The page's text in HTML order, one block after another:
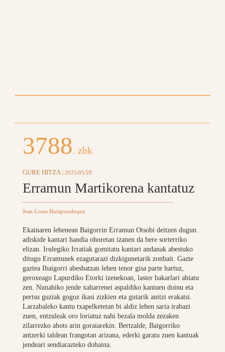
3788. zbk
GURE HITZA | 2025/05/29
Erramun Martikorena kantatuz
Jean-Louis Harignordoquy
Ekainaren lehenean Baigorrin Erramun Otsobi deitzen dugun
adiskide kantari handia ohoretan izanen da bere sorterriko
elizan. Irulegiko Irratiak gomitatu kantari andanak abestuko
ditugu Erramunek ezagutarazi dizkigunetarik zonbait. Gazte
gaztea Ibaigorri abesbatzan lehen tenor gisa parte hartuz,
geroxeago Lapurdiko Etorki izenekoan, laster bakarlari abiatu
zen. Nunahiko jende xaharrenei aspaldiko kantuen doinu eta
pertsu guziak gogoz ikasi zizkien eta gutarik anitzi erakatsi.
Larzabaleko kantu txapelketetan bi aldiz lehen saria irabazi
zuen, entzuleak oro loriatuz nahi bezala molda zezaken
zilarrezko ahots arin goraiarekin. Bertzalde, Baigorriko
antzerki taldean frangotan arizana, ederki garatu zuen kantuak
jendeari sendiarazteko dohaina.